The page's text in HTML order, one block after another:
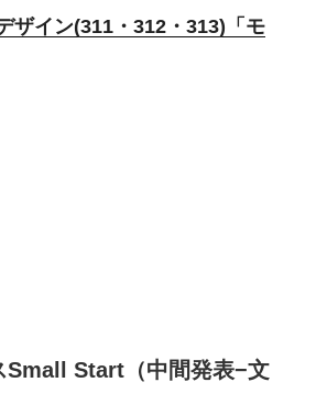
ザイン(311・312・313)「モ
Small Start（中間発表−文